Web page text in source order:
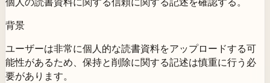
背景
ユーザーは非常に個人的な読書資料をアップロードする可
能性があるため、保持と削除に関する記述は慎重に行う必
要があります。